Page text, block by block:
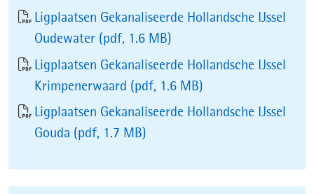
Ligplaatsen Gekanaliseerde Hollandsche IJssel
Oudewater (pdf, 1.6 MB)
Ligplaatsen Gekanaliseerde Hollandsche IJssel
Krimpenerwaard (pdf, 1.6 MB)
Ligplaatsen Gekanaliseerde Hollandsche IJssel
Gouda (pdf, 1.7 MB)